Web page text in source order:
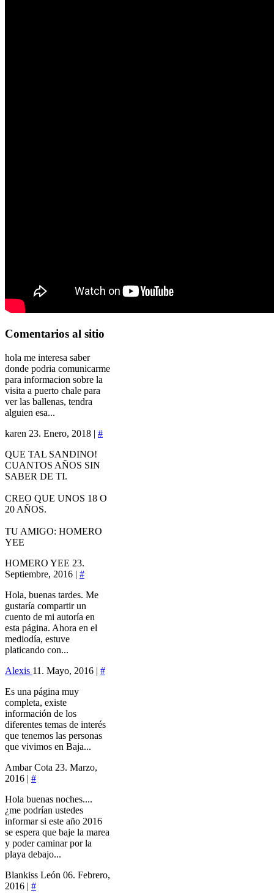
Comentarios al sitio
hola me interesa saber
donde podria comunicarme
para informacion sobre la
visita a puerto chale para
ver las ballenas, tendra
alguien esa...
karen 23. Enero, 2018 | #
QUE TAL SANDINO!
CUANTOS AÑOS SIN
SABER DE TI.
CREO QUE UNOS 18 O
20 AÑOS.
TU AMIGO: HOMERO
YEE
HOMERO YEE 23.
Septiembre, 2016 | #
Hola, buenas tardes. Me
gustaría compartir un
cuento de mi autoría en
esta página. Ahora en el
mediodía, estuve
platicando con...
Alexis 11. Mayo, 2016 | #
Es una página muy
completa, existe
información de los
diferentes temas de interés
que tenemos las personas
que vivimos en Baja...
Ambar Cota 23. Marzo,
2016 | #
Hola buenas noches....
¿me podrían ustedes
informar si este año 2016
se espera que baje la marea
y poder caminar por la
playa debajo...
Blankiss León 06. Febrero,
2016 | #